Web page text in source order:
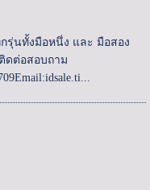
กรุ่นทั้งมือหนึ่ง และ มือสอง
ดต่อสอบถาม